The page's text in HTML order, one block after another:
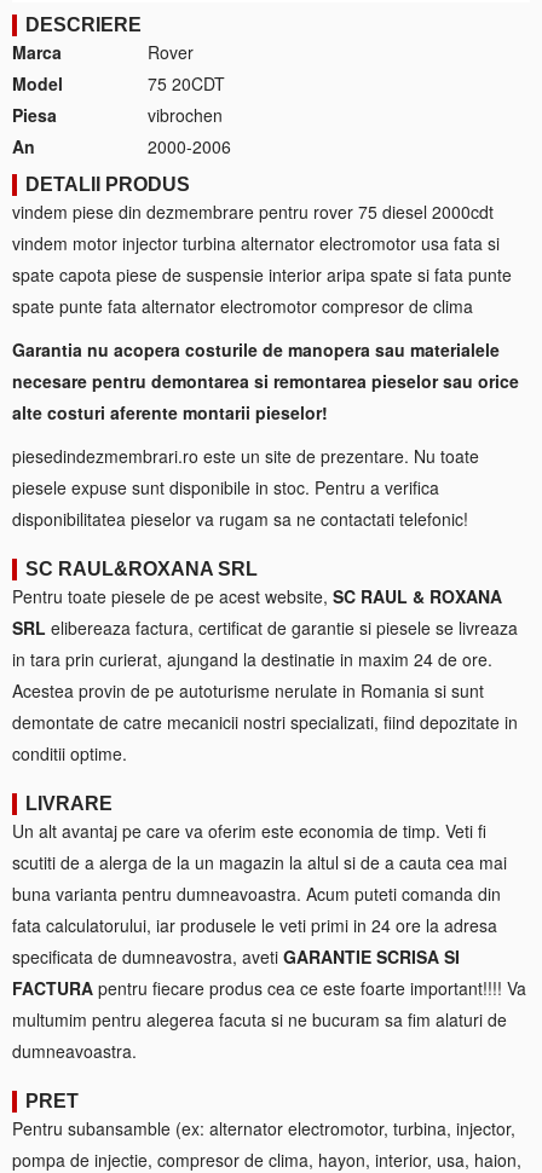
DESCRIERE
Marca
Rover
Model
75 20CDT
Piesa
vibrochen
An
2000-2006
DETALII PRODUS
vindem piese din dezmembrare pentru rover 75 diesel 2000cdt
vindem motor injector turbina alternator electromotor usa fata si
spate capota piese de suspensie interior aripa spate si fata punte
spate punte fata alternator electromotor compresor de clima
Garantia nu acopera costurile de manopera sau materialele
necesare pentru demontarea si remontarea pieselor sau orice
alte costuri aferente montarii pieselor!
piesedindezmembrari.ro este un site de prezentare. Nu toate
piesele expuse sunt disponibile in stoc. Pentru a verifica
disponibilitatea pieselor va rugam sa ne contactati telefonic!
SC RAUL&ROXANA SRL
Pentru toate piesele de pe acest website, SC RAUL & ROXANA
SRL elibereaza factura, certificat de garantie si piesele se livreaza
in tara prin curierat, ajungand la destinatie in maxim 24 de ore.
Acestea provin de pe autoturisme nerulate in Romania si sunt
demontate de catre mecanicii nostri specializati, fiind depozitate in
conditii optime.
LIVRARE
Un alt avantaj pe care va oferim este economia de timp. Veti fi
scutiti de a alerga de la un magazin la altul si de a cauta cea mai
buna varianta pentru dumneavoastra. Acum puteti comanda din
fata calculatorului, iar produsele le veti primi in 24 ore la adresa
specificata de dumneavostra, aveti GARANTIE SCRISA SI
FACTURA pentru fiecare produs cea ce este foarte important!!!! Va
multumim pentru alegerea facuta si ne bucuram sa fim alaturi de
dumneavoastra.
PRET
Pentru subansamble (ex: alternator electromotor, turbina, injector,
pompa de injectie, compresor de clima, hayon, interior, usa, haion,